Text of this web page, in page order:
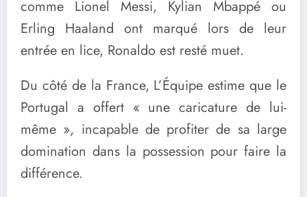
comme Lionel Messi, Kylian Mbappé ou
Erling Haaland ont marqué lors de leur
entrée en lice, Ronaldo est resté muet.
Du côté de la France, L’Équipe estime que le
Portugal a offert « une caricature de lui-
même », incapable de profiter de sa large
domination dans la possession pour faire la
différence.